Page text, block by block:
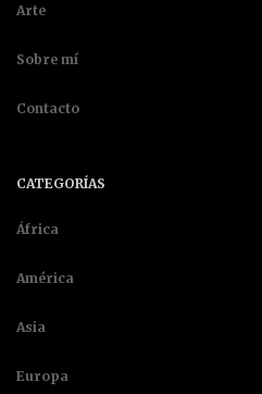
Arte
Sobre mí
Contacto
CATEGORÍAS
África
América
Asia
Europa